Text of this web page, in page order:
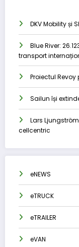
DKV Mobility și
Blue River:
transport
Proiectul
Sailun își
Lars
cellcentric
eNEWS
eTRUCK
eTRAILER
eVAN